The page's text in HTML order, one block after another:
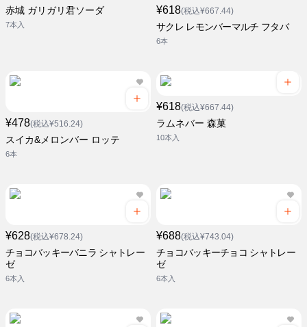
赤城 ガリガリ君ソーダ
7本入
¥618(税込¥667.44)
サクレ レモンバーマルチ フタバ
6本
¥478(税込¥516.24)
スイカ&メロンバー ロッテ
6本
¥618(税込¥667.44)
ラムネバー 森菓
10本入
¥628(税込¥678.24)
チョコバッキーバニラ シャトレー
ゼ
6本入
¥688(税込¥743.04)
チョコバッキーチョコ シャトレー
ゼ
6本入